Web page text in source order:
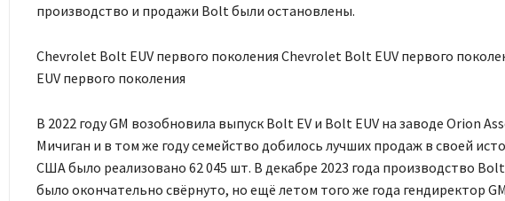
производство и продажи Bolt были остановлены.
Chevrolet Bolt EUV первого поколения Chevrolet Bolt EUV первого
EUV первого поколения
В 2022 году GM возобновила выпуск Bolt EV и Bolt EUV на заводе Orion
Мичиган и в том же году семейство добилось лучших продаж в своей
США было реализовано 62 045 шт. В декабре 2023 года производство Bolt
было окончательно свёрнуто, но ещё летом того же года гендиректор